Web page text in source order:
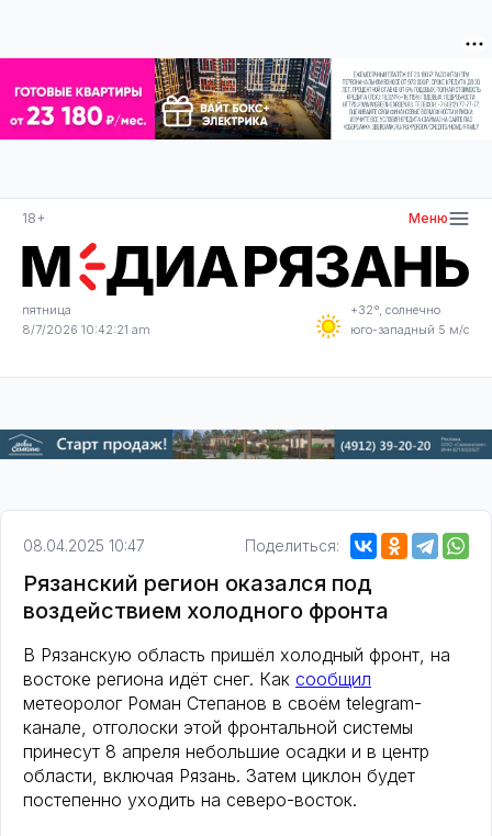
18+ Меню
пятница
8/7/2026 10:42:21 am
+32°, солнечно
юго-западный 5 м/с
08.04.2025 10:47 Поделиться:
Рязанский регион оказался под
воздействием холодного фронта
В Рязанскую область пришёл холодный фронт, на
востоке региона идёт снег. Как сообщил
метеоролог Роман Степанов в своём telegram-
канале, отголоски этой фронтальной системы
принесут 8 апреля небольшие осадки и в центр
области, включая Рязань. Затем циклон будет
постепенно уходить на северо-восток.